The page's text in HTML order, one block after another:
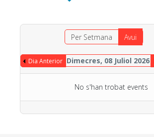
Per Setmana Avui
Dia Anterior Dimecres, 08 Juliol 2026
No s'han trobat events